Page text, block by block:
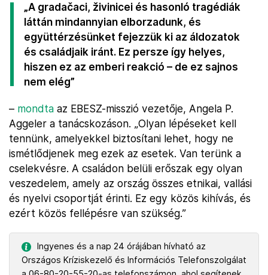
„A gradačaci, živinicei és hasonló tragédiák
láttán mindannyian elborzadunk, és
együttérzésünket fejezzük ki az áldozatok
és családjaik iránt. Ez persze így helyes,
hiszen ez az emberi reakció – de ez sajnos
nem elég”
– mondta az EBESZ-misszió vezetője, Angela P.
Aggeler a tanácskozáson. „Olyan lépéseket kell
tennünk, amelyekkel biztosítani lehet, hogy ne
ismétlődjenek meg ezek az esetek. Van terünk a
cselekvésre. A családon belüli erőszak egy olyan
veszedelem, amely az ország összes etnikai, vallási
és nyelvi csoportját érinti. Ez egy közös kihívás, és
ezért közös fellépésre van szükség.”
Ingyenes és a nap 24 órájában hívható az
Országos Kríziskezelő és Információs Telefonszolgálat